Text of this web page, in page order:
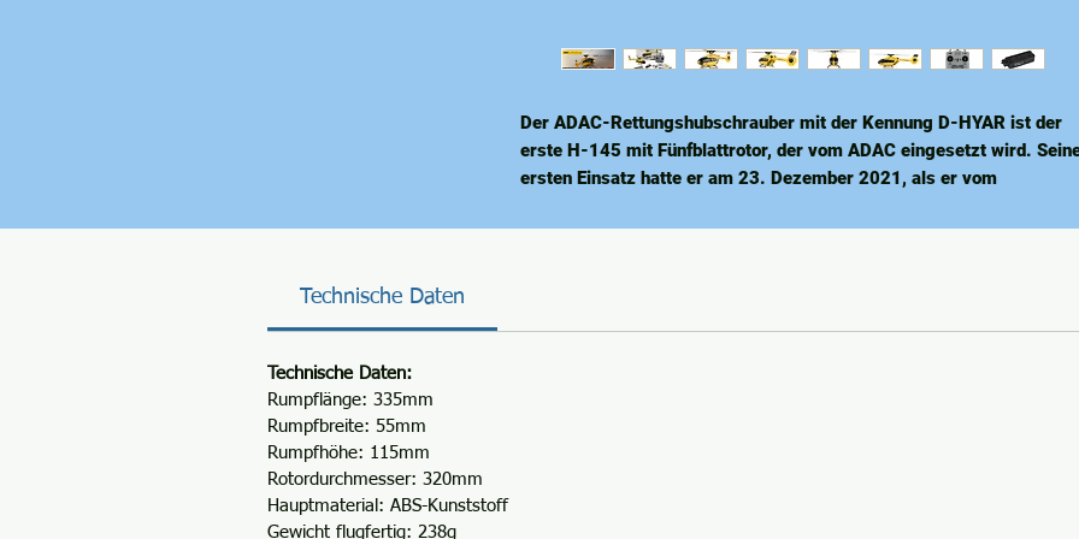
Der ADAC-Rettungshubschrauber mit der Kennung D-HYAR ist der
erste H-145 mit Fünfblattrotor, der vom ADAC eingesetzt wird.
ersten Einsatz hatte er am 23. Dezember 2021, als er vom
der Nähe des Flughafens Münster-Osnabrück, startete.
Technische Daten
Technische Daten:
Rumpflänge: 335mm
Rumpfbreite: 55mm
Rumpfhöhe: 115mm
Rotordurchmesser: 320mm
Hauptmaterial: ABS-Kunststoff
Gewicht flugfertig: 238g